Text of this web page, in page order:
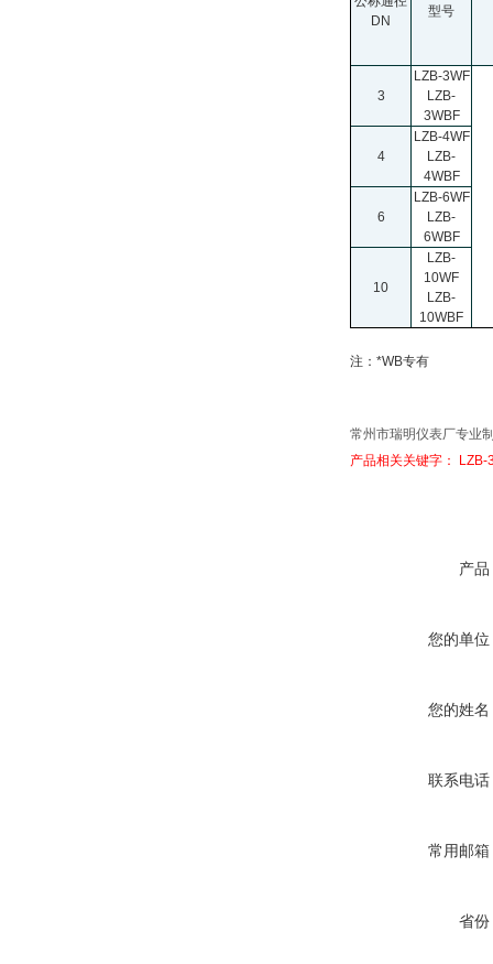
DN
型号
3
LZB-3WF
LZB-
3WBF
4
LZB-4WF
LZB-
4WBF
6
LZB-6WF
LZB-
6WBF
10
LZB-
10WF
LZB-
10WBF
注：*WB专有
常州市瑞明仪表厂专业
产品相关关键字：
产品
您的单位
您的姓名
联系电话
常用邮箱
省份